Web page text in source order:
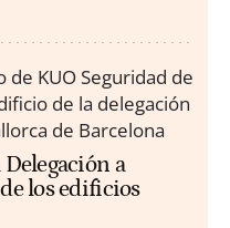
a
los edificios